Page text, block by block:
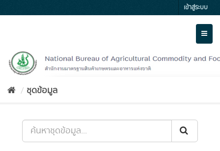
to
เข้าสู่ระบบ
ชุดข้อมูล